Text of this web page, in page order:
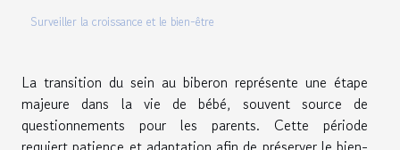
Surveiller la croissance et le bien-être
La transition du sein au biberon représente une étape
majeure dans la vie de bébé, souvent source de
questionnements pour les parents. Cette période